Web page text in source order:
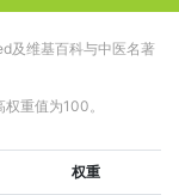
及维基百科与中医名著
重值为100。
权重